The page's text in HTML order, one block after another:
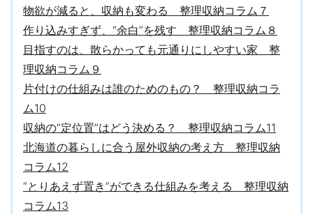
物欲が減ると、収納も変わる 整理収納コラム７
作り込みすぎず、“余白”を残す 整理収納コラム８
目指すのは、散らかっても元通りにしやすい家 整
理収納コラム９
片付けの仕組みは誰のためのもの？ 整理収納コラ
ム10
収納の“定位置”はどう決める？ 整理収納コラム11
北海道の暮らしに合う屋外収納の考え方 整理収納
コラム12
“とりあえず置き”ができる仕組みを考える 整理収納
コラム13